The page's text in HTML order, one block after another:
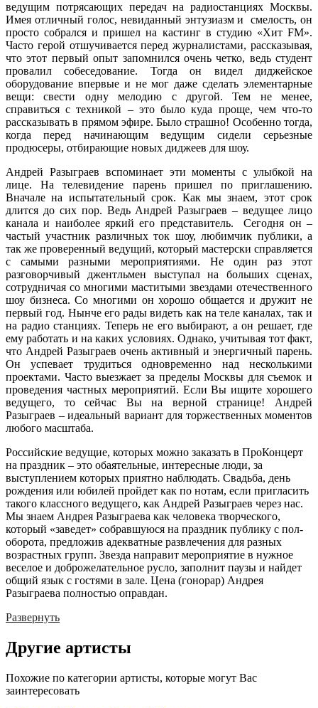
ведущим потрясающих передач на радиостанциях Москвы.
Имея отличный голос, невиданный энтузиазм и смелость, он
просто собрался и пришел на кастинг в студию «Хит FM».
Часто герой отшучивается перед журналистами, рассказывая,
что этот первый опыт запомнился очень четко, ведь студент
провалил собеседование. Тогда он видел диджейское
оборудование впервые и не мог даже сделать элементарные
вещи: свести одну мелодию с другой. Тем не менее,
справиться с техникой – это было куда проще, чем что-то
рассказывать в прямом эфире. Было страшно! Особенно тогда,
когда перед начинающим ведущим сидели серьезные
продюсеры, отбирающие новых диджеев для шоу.
Андрей Разыграев вспоминает эти моменты с улыбкой на
лице. На телевидение парень пришел по приглашению.
Вначале на испытательный срок. Как мы знаем, этот срок
длится до сих пор. Ведь Андрей Разыграев – ведущее лицо
канала и наиболее яркий его представитель. Сегодня он –
частый участник различных ток шоу, любимчик публики, а
так же проверенный ведущий, который мастерски справляется
с самыми разными мероприятиями. Не один раз этот
разговорчивый джентльмен выступал на больших сценах,
сотрудничая со многими маститыми звездами отечественного
шоу бизнеса. Со многими он хорошо общается и дружит не
первый год. Нынче его рады видеть как на теле каналах, так и
на радио станциях. Теперь не его выбирают, а он решает, где
ему работать и на каких условиях. Однако, учитывая тот факт,
что Андрей Разыграев очень активный и энергичный парень.
Он успевает трудиться одновременно над несколькими
проектами. Часто выезжает за пределы Москвы для съемок и
проведения частных мероприятий. Если Вы ищите хорошего
ведущего, то сейчас Вы на верной странице! Андрей
Разыграев – идеальный вариант для торжественных моментов
любого масштаба.
Российские ведущие, которых можно заказать в ПроКонцерт
на праздник – это обаятельные, интересные люди, за
выступлением которых приятно наблюдать. Свадьба, день
рождения или юбилей пройдет как по нотам, если пригласить
такого классного ведущего, как Андрей Разыграев через нас.
Мы знаем Андрея Разыграева как человека творческого,
который «заведет» собравшуюся на праздник публику с пол-
оборота, предложив адекватные развлечения для разных
возрастных групп. Звезда направит мероприятие в нужное
веселое и доброжелательное русло, заполнит паузы и найдет
общий язык с гостями в зале. Цена (гонорар) Андрея
Разыграева полностью оправдан.
Развернуть
Другие артисты
Похожие по категории артисты, которые могут Вас
заинтересовать